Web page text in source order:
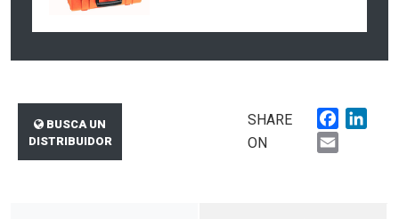
BUSCA UN
DISTRIBUIDOR
SHARE
ON